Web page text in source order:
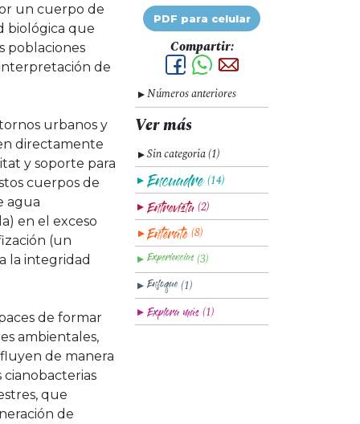
un cuerpo de
biológica que
poblaciones
de
urbanos y
directamente
y soporte para
cuerpos de
agua
en el exceso
(un
la integridad
de formar
ambientales,
de manera
cianobacterias
que
de
PDF para celular
Compartir:
▼Números anteriores
Ver más
▼Sin categoria (1)
▼ (14)
▼ (2)
▼ (8)
▼ (3)
▼ (1)
▼ (1)